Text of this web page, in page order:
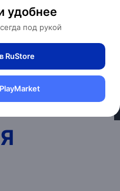
удобнее
под рукой
RuStore